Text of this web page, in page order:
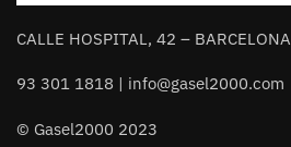
CALLE HOSPITAL, 42 – BARCELONA
93 301 1818 | info@gasel2000.com
© Gasel2000 2023